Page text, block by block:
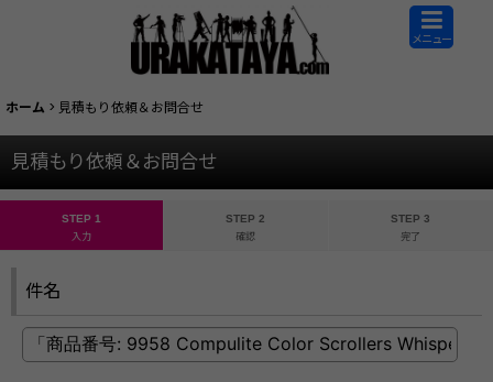
メニュー
ホーム > 見積もり依頼＆お問合せ
見積もり依頼＆お問合せ
STEP 1
入力
STEP 2
確認
STEP 3
完了
件名